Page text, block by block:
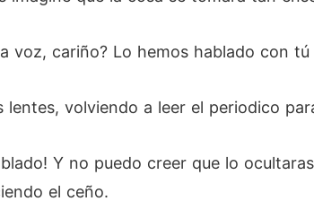
voz, cariño? Lo hemos hablado con
lentes, volviendo a leer el periodico
Y no puedo creer que lo
el ceño.